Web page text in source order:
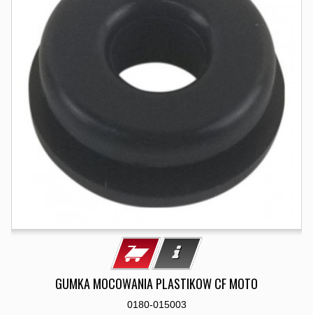
GUMKA MOCOWANIA PLASTIKOW CF MOTO
0180-015003